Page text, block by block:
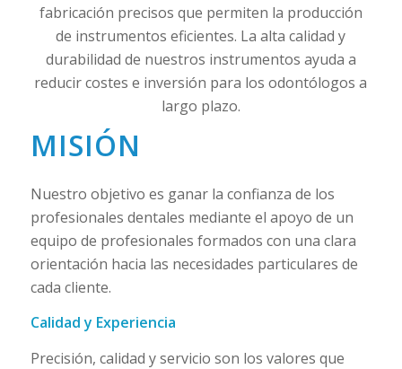
fabricación precisos que permiten la producción
de instrumentos eficientes. La alta calidad y
durabilidad de nuestros instrumentos ayuda a
reducir costes e inversión para los odontólogos a
largo plazo.
MISIÓN
Nuestro objetivo es ganar la confianza de los
profesionales dentales mediante el apoyo de un
equipo de profesionales formados con una clara
orientación hacia las necesidades particulares de
cada cliente.
Calidad y Experiencia
Precisión, calidad y servicio son los valores que